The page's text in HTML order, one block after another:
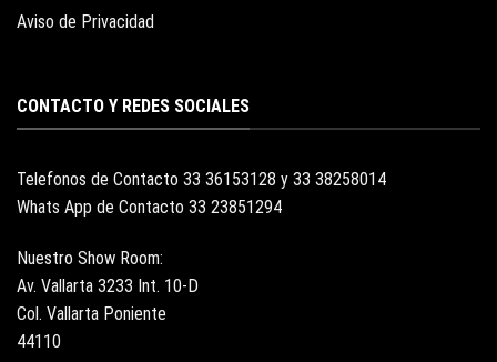
Aviso de Privacidad
CONTACTO Y REDES SOCIALES
Telefonos de Contacto 33 36153128 y 33 38258014
Whats App de Contacto 33 23851294
Nuestro Show Room:
Av. Vallarta 3233 Int. 10-D
Col. Vallarta Poniente
44110